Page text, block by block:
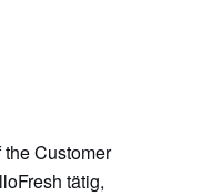
Customer
tätig,